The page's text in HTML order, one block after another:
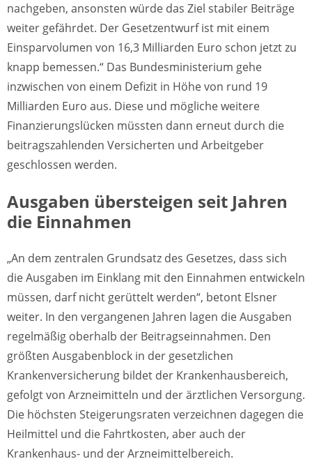
nachgeben, ansonsten würde das Ziel stabiler Beiträge
weiter gefährdet. Der Gesetzentwurf ist mit einem
Einsparvolumen von 16,3 Milliarden Euro schon jetzt zu
knapp bemessen.“ Das Bundesministerium gehe
inzwischen von einem Defizit in Höhe von rund 19
Milliarden Euro aus. Diese und mögliche weitere
Finanzierungslücken müssten dann erneut durch die
beitragszahlenden Versicherten und Arbeitgeber
geschlossen werden.
Ausgaben übersteigen seit Jahren
die Einnahmen
„An dem zentralen Grundsatz des Gesetzes, dass sich
die Ausgaben im Einklang mit den Einnahmen entwickeln
müssen, darf nicht gerüttelt werden“, betont Elsner
weiter. In den vergangenen Jahren lagen die Ausgaben
regelmäßig oberhalb der Beitragseinnahmen. Den
größten Ausgabenblock in der gesetzlichen
Krankenversicherung bildet der Krankenhausbereich,
gefolgt von Arzneimitteln und der ärztlichen Versorgung.
Die höchsten Steigerungsraten verzeichnen dagegen die
Heilmittel und die Fahrtkosten, aber auch der
Krankenhaus- und der Arzneimittelbereich.